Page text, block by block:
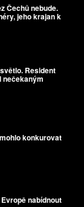
Čechů nebude.
jeho krajan k
Resident
nečekaným
konkurovat
nabídnout